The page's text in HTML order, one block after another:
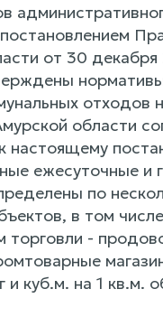
от 30
отходов
области
настоящему
ежесуточные и
по
в том
торговли -
и куб.м. на 1 кв.м.